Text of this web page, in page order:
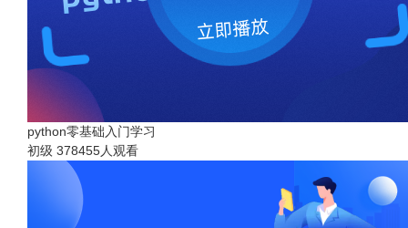
python零基础入门学习
初级 378455人观看